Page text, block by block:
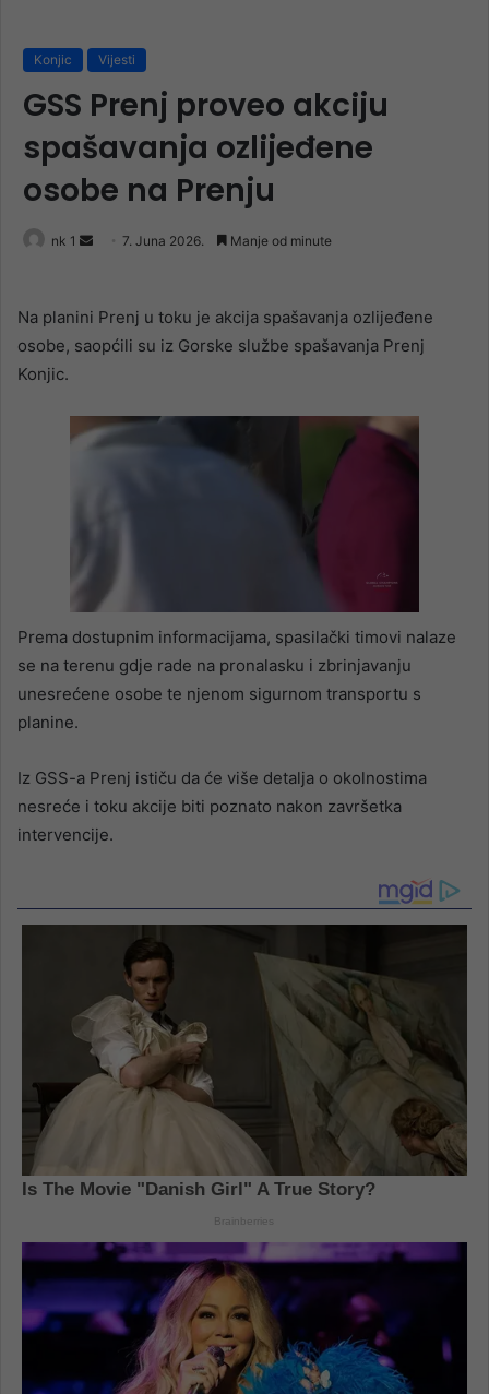
Konjic Vijesti
GSS Prenj proveo akciju
spašavanja ozlijeđene
osobe na Prenju
nk 1
Send7. Juna 2026. Manje od minute
Na planini Prenj u toku je akcija spašavanja ozlijeđene
osobe, saopćili su iz Gorske službe spašavanja Prenj
Konjic.
Prema dostupnim informacijama, spasilački timovi nalaze
se na terenu gdje rade na pronalasku i zbrinjavanju
unesrećene osobe te njenom sigurnom transportu s
planine.
Iz GSS-a Prenj ističu da će više detalja o okolnostima
nesreće i toku akcije biti poznato nakon završetka
intervencije.